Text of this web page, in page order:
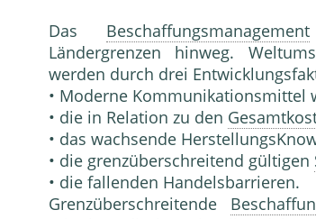
Das Beschaffungsmanagement
Ländergrenzen hinweg.
werden durch drei
• Moderne Kommunikationsmittel
• die in Relation zu den
• das wachsende
• die grenzüberschreitend gültigen
• die fallenden Handelsbarrieren.
Grenzüberschreitende